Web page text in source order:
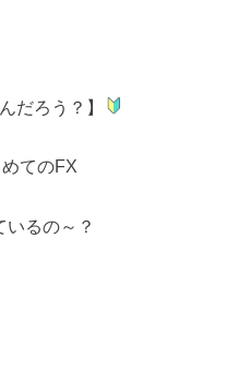
だろう？】
てのFX
るの～？